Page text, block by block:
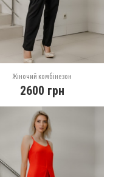
Жіночий комбінезон
2600 грн